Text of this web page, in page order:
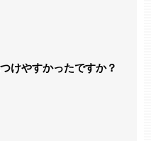
けやすかったですか？